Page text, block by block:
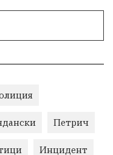
Петрич
Инцидент